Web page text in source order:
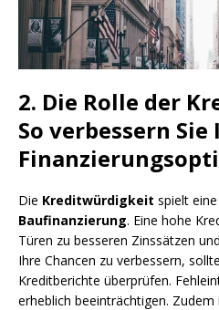
2. Die Rolle der
So verbessern Sie
Die Kreditwürdigkeit spielt
Baufinanzierung. Eine hohe
Türen zu besseren Zinssätzen
Ihre Chancen zu verbessern,
Kreditberichte überprüfen.
erheblich beeinträchtigen.